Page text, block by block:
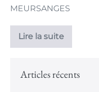
MEURSANGES
Lire la suite
Articles récents